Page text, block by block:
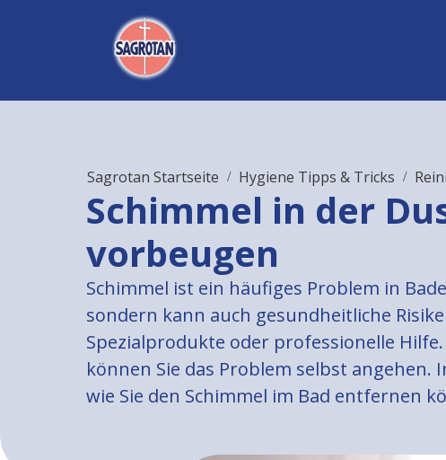
Sagrotan Startseite Hygiene Tipps & Tricks
Schimmel in der
vorbeugen
Schimmel ist ein häufiges Problem in
sondern kann auch gesundheitliche
Spezialprodukte oder professionelle
können Sie das Problem selbst
wie Sie den Schimmel im Bad entfernen